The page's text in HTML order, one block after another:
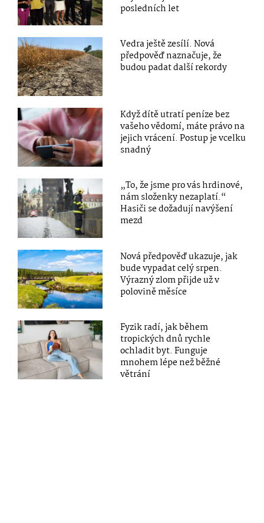
posledních let
Vedra ještě zesílí. Nová
předpověď naznačuje, že
budou padat další rekordy
Když dítě utratí peníze bez
vašeho vědomí, máte právo na
jejich vrácení. Postup je vcelku
snadný
„To, že jsme pro vás hrdinové,
nám složenky nezaplatí.“
Hasiči se dožadují navýšení
mezd
Nová předpověď ukazuje, jak
bude vypadat celý srpen.
Výrazný zlom přijde už v
polovině měsíce
Fyzik radí, jak během
tropických dnů rychle
ochladit byt. Funguje
mnohem lépe než běžné
větrání